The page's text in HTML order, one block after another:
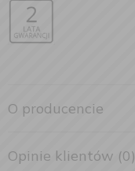
O producencie
Opinie klientów (0)